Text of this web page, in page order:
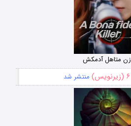
زن متاهل آدمکش
۶ (زیرنویس) منتشر شد